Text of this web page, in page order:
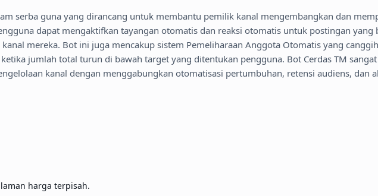
serba guna yang dirancang untuk membantu pemilik kanal mengembangkan dan
dapat mengaktifkan tayangan otomatis dan reaksi otomatis untuk postingan
mereka. Bot ini juga mencakup sistem Pemeliharaan Anggota Otomatis yang
jumlah total turun di bawah target yang ditentukan pengguna. Bot Cerdas TM
kanal dengan menggabungkan otomatisasi pertumbuhan, retensi audiens,
harga terpisah.